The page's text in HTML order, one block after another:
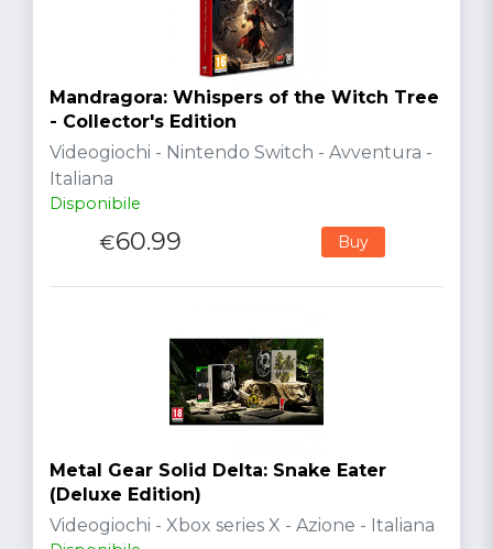
Mandragora: Whispers of the Witch Tree
- Collector's Edition
Videogiochi - Nintendo Switch - Avventura -
Italiana
Disponibile
€60.99 Buy
Metal Gear Solid Delta: Snake Eater
(Deluxe Edition)
Videogiochi - Xbox series X - Azione - Italiana